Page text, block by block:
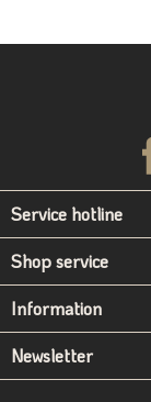
Service hotline
Shop service
Information
Newsletter